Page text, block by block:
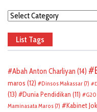
Categories
List Tags
Abah Anton Charliyan (14)
maros (12) Dinsos Makassar (7)
(13)
Dunia Pendidikan (11) G20
Maminasata Maros (7) Kabinet